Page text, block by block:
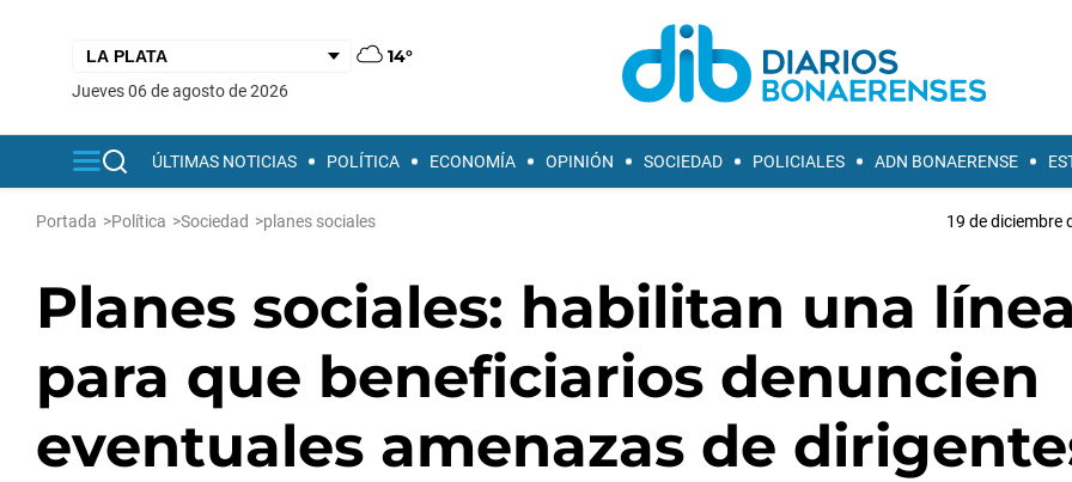
14°
jueves 06 de agosto de 2026
ÚLTIMAS NOTICIAS POLÍTICA ECONOMÍA OPINIÓN SOCIEDAD POLICIALES ADN BONAERENSE
Portada >Política >Sociedad >planes sociales 19 de diciembre
Planes sociales: habilitan una línea
para que beneficiarios denuncien
eventuales amenazas de